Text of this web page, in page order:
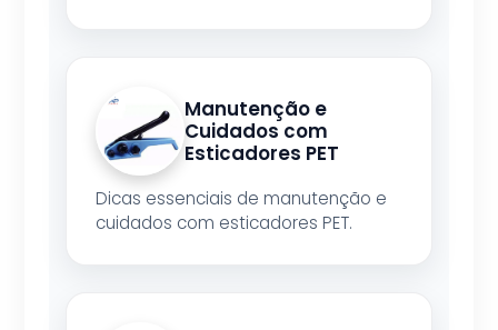
Manutenção e
Cuidados com
Esticadores PET
Dicas essenciais de manutenção e
cuidados com esticadores PET.